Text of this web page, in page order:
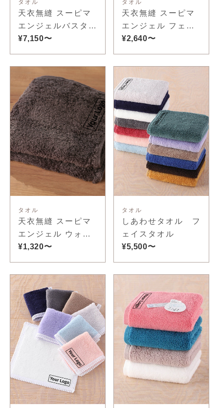
タオル
天衣無縫 スーピマ
エンジェルバスタオ
ル
¥7,150〜
タオル
天衣無縫 スーピマ
エンジェル フェイ
スタオル
¥2,640〜
タオル
天衣無縫 スーピマ
エンジェル ウォッ
シュタオル
¥1,320〜
タオル
しあわせタオル フ
ェイスタオル
¥5,500〜